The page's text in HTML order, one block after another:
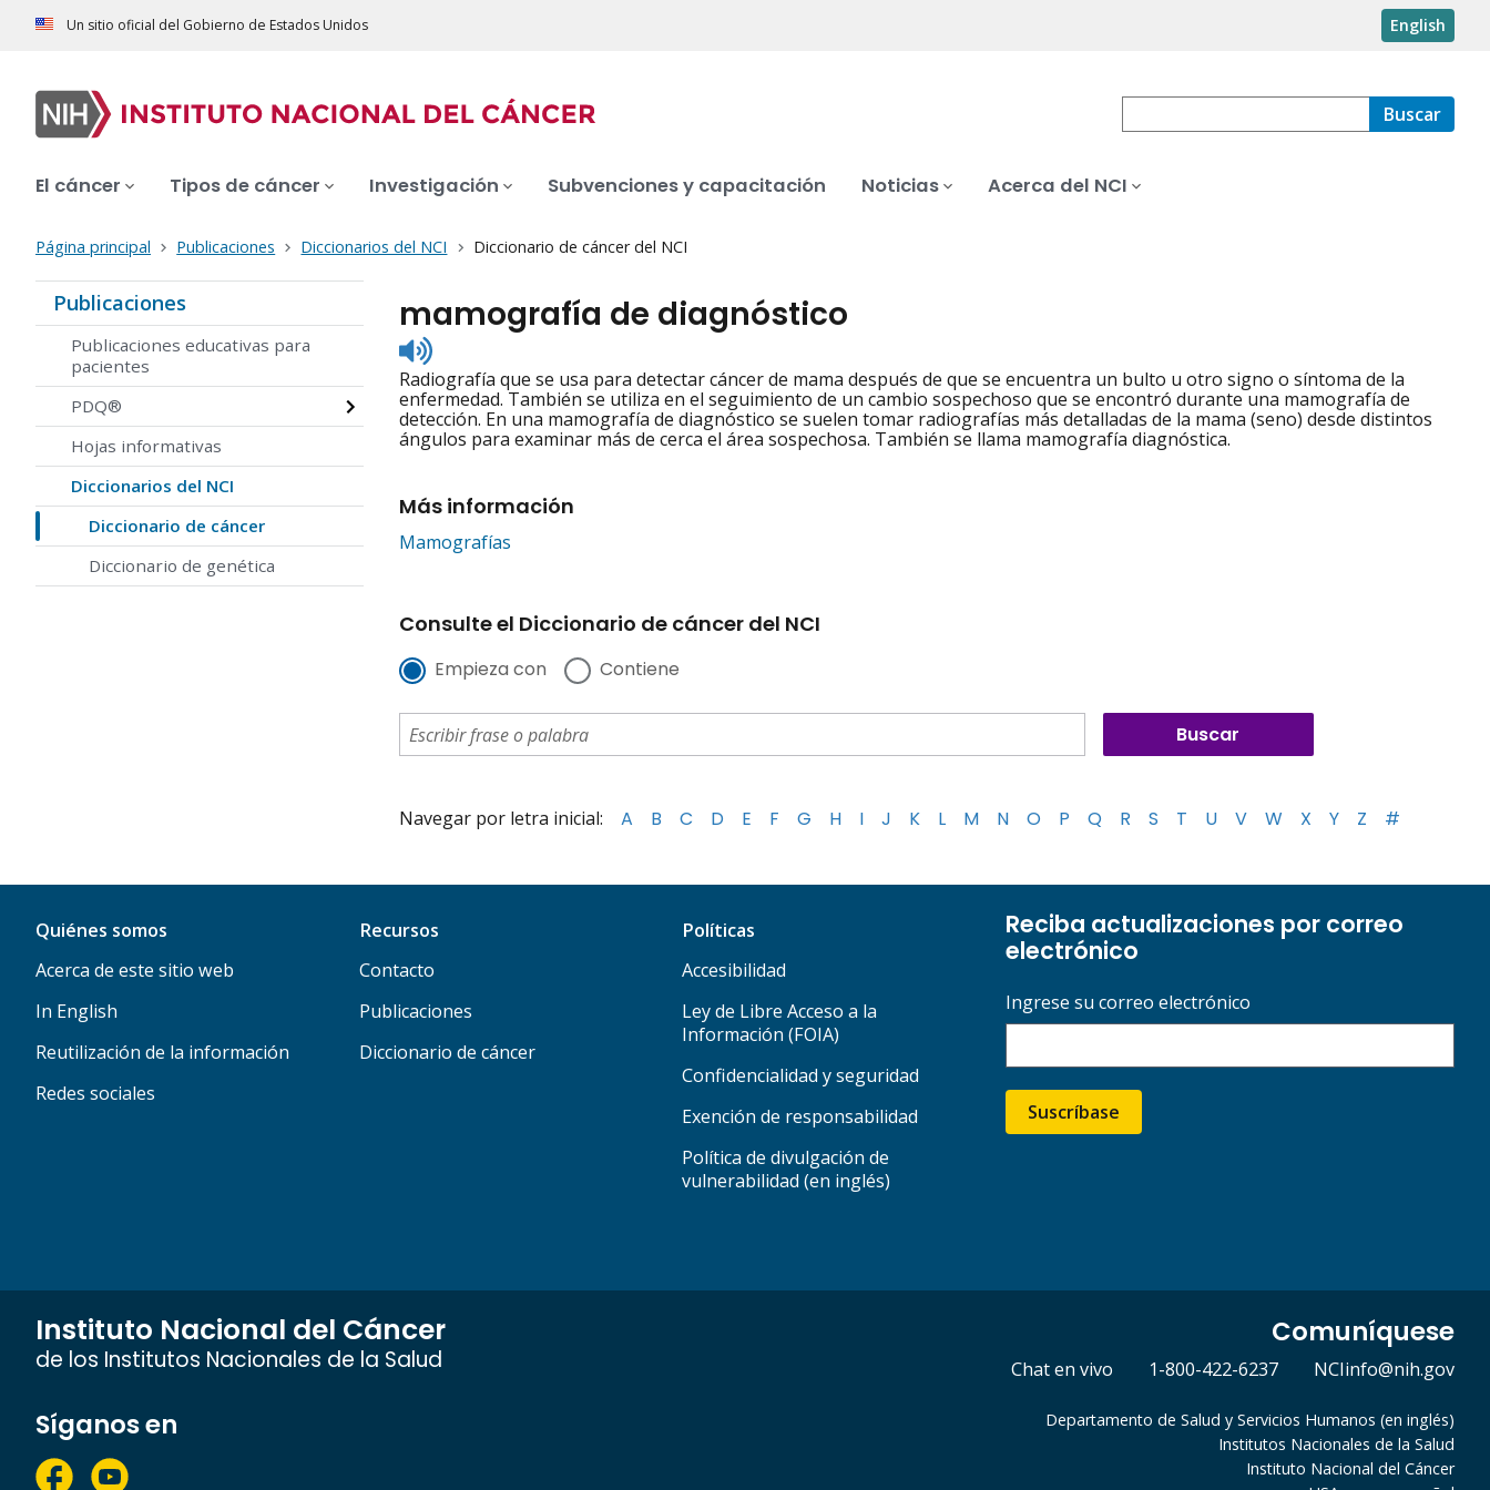
Un sitio oficial del Gobierno de Estados Unidos English
Buscar
El cáncer Tipos de cáncer Investigación Subvenciones y capacitación Noticias Acerca del NCI
Página principal Publicaciones Diccionarios del NCI Diccionario de cáncer del NCI
Publicaciones
Publicaciones educativas para
pacientes
PDQ®
Hojas informativas
Diccionarios del NCI
Diccionario de cáncer
Diccionario de genética
mamografía de diagnóstico
Listen
to
pronunciation
Radiografía que se usa para detectar cáncer de mama después de que se encuentra un bulto u otro signo o síntoma de la
enfermedad. También se utiliza en el seguimiento de un cambio sospechoso que se encontró durante una mamografía de
detección. En una mamografía de diagnóstico se suelen tomar radiografías más detalladas de la mama (seno) desde distintos
ángulos para examinar más de cerca el área sospechosa. También se llama mamografía diagnóstica.
Más información
Mamografías
Consulte el Diccionario de cáncer del NCI
Empieza con Contiene
Navegar por letra inicial: A B C D E F G H I J K L M N O P Q R S T U V W X Y Z #
Quiénes somos
Acerca de este sitio web
In English
Reutilización de la información
Redes sociales
Recursos
Contacto
Publicaciones
Diccionario de cáncer
Políticas
Accesibilidad
Ley de Libre Acceso a la
Información (FOIA)
Confidencialidad y seguridad
Exención de responsabilidad
Política de divulgación de
vulnerabilidad (en inglés)
Reciba actualizaciones por correo
electrónico
Ingrese su correo electrónico
Suscríbase
Instituto Nacional del Cáncer
de los Institutos Nacionales de la Salud
Comuníquese
Chat en vivo 1-800-422-6237 NCIinfo@nih.gov
Síganos en
Departamento de Salud y Servicios Humanos (en inglés)
Institutos Nacionales de la Salud
Instituto Nacional del Cáncer